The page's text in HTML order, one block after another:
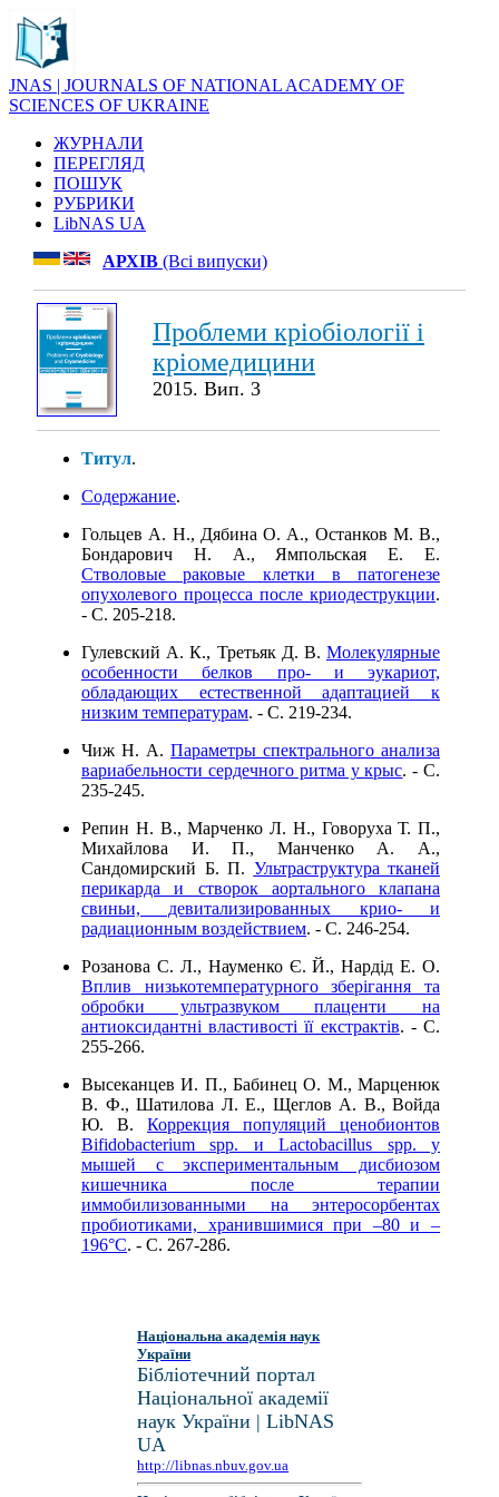
JNAS | JOURNALS OF NATIONAL ACADEMY OF
SCIENCES OF UKRAINE
ЖУРНАЛИ
ПЕРЕГЛЯД
ПОШУК
РУБРИКИ
LibNAS UA
АРХІВ (Всі випуски)
Проблеми кріобіології і
кріомедицини
2015. Вип. 3
Титул.
Содержание.
Гольцев А. Н., Дябина О. А., Останков М. В.,
Бондарович Н. А., Ямпольская Е. Е.
Стволовые раковые клетки в патогенезе
опухолевого процесса после криодеструкции.
- C. 205-218.
Гулевский А. К., Третьяк Д. В. Молекулярные
особенности белков про- и эукариот,
обладающих естественной адаптацией к
низким температурам. - C. 219-234.
Чиж Н. А. Параметры спектрального анализа
вариабельности сердечного ритма у крыс. - C.
235-245.
Репин Н. В., Марченко Л. Н., Говоруха Т. П.,
Михайлова И. П., Манченко А. А.,
Сандомирский Б. П. Ультраструктура тканей
перикарда и створок аортального клапана
свиньи, девитализированных крио- и
радиационным воздействием. - C. 246-254.
Розанова С. Л., Науменко Є. Й., Нардід Е. О.
Вплив низькотемпературного зберігання та
обробки ультразвуком плаценти на
антиоксидантні властивості її екстрактів. - C.
255-266.
Высеканцев И. П., Бабинец О. М., Марценюк
В. Ф., Шатилова Л. Е., Щеглов А. В., Войда
Ю. В. Коррекция популяций ценобионтов
Bifidobacterium spp. и Lactobacillus spp. у
мышей с экспериментальным дисбиозом
кишечника после терапии
иммобилизованными на энтеросорбентах
пробиотиками, хранившимися при –80 и –
196°С. - C. 267-286.
Національна академія наук
України
Бібліотечний портал
Національної академії
наук України | LibNAS
UA
http://libnas.nbuv.gov.ua